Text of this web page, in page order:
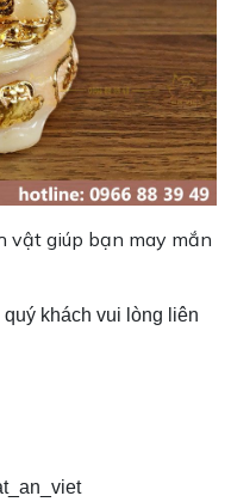
vật giúp bạn may mắn
khách vui lòng liên